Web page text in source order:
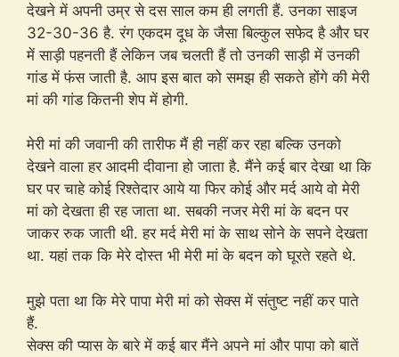
देखने में अपनी उम्र से दस साल कम ही लगती हैं. उनका साइज
32-30-36 है. रंग एकदम दूध के जैसा बिल्कुल सफेद है और घर
में साड़ी पहनती हैं लेकिन जब चलती हैं तो उनकी साड़ी में उनकी
गांड में फंस जाती है. आप इस बात को समझ ही सकते होंगे की मेरी
मां की गांड कितनी शेप में होगी.
मेरी मां की जवानी की तारीफ मैं ही नहीं कर रहा बल्कि उनको
देखने वाला हर आदमी दीवाना हो जाता है. मैंने कई बार देखा था कि
घर पर चाहे कोई रिश्तेदार आये या फिर कोई और मर्द आये वो मेरी
मां को देखता ही रह जाता था. सबकी नजर मेरी मां के बदन पर
जाकर रुक जाती थी. हर मर्द मेरी मां के साथ सोने के सपने देखता
था. यहां तक कि मेरे दोस्त भी मेरी मां के बदन को घूरते रहते थे.
मुझे पता था कि मेरे पापा मेरी मां को सेक्स में संतुष्ट नहीं कर पाते
हैं.
सेक्स की प्यास के बारे में कई बार मैंने अपने मां और पापा को बातें